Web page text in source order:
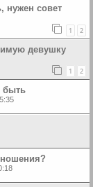
нужен совет
1 2
девушку
1 2
быть